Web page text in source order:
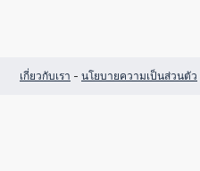
เกี่ยวกับเรา - นโยบายความเป็นส่วนตัว